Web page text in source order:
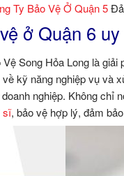
Ty Bảo Vệ Ở Quận 5
ở Quận 6
Song Hỏa Long là
kỹ năng nghiệp vụ và
nghiệp. Không chỉ
sĩ, bảo vệ hợp lý, đảm